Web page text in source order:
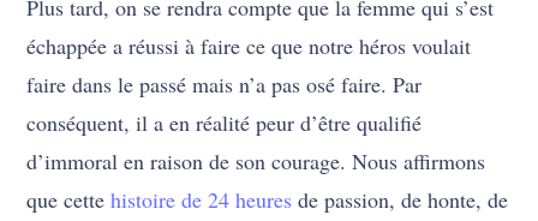
Plus tard, on se rendra compte que la femme qui s’est
échappée a réussi à faire ce que notre héros voulait
faire dans le passé mais n’a pas osé faire. Par
conséquent, il a en réalité peur d’être qualifié
d’immoral en raison de son courage. Nous affirmons
que cettehistoire de 24 heures de passion, de honte, de